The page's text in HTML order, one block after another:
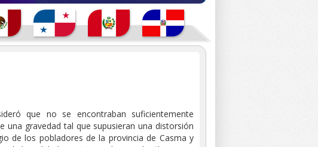
que no se encontraban suficientemente
gravedad tal que supusieran una distorsión
de los pobladores de la provincia de Casma y